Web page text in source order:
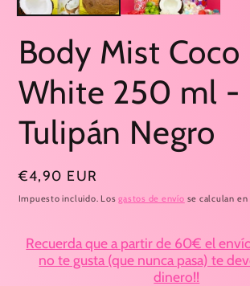
Body Mist Coco
White 250 ml -
Tulipán Negro
Precio
habitual
€4,90 EUR
Impuesto incluido. Losgastos de envío se calculan en
Recuerda que a partir de 60€ el
no te gusta (que nunca pasa) te
dinero!!